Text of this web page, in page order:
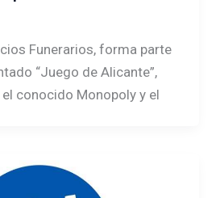
Funerarios, forma parte
“Juego de Alicante”,
conocido Monopoly y el